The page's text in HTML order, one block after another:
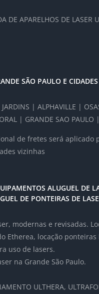
DE APARELHOS DE LASER
SÃO PAULO E
| ALPHAVILLE |
| GRANDE SAO PAULO |
de fretes será aplicado
vizinhas
ALUGUEL DE
DE PONTEIRAS DE
modernas e revisadas.
Etherea, locação ponteiras
uso de lasers.
na Grande São Paulo.
ULTHERA,